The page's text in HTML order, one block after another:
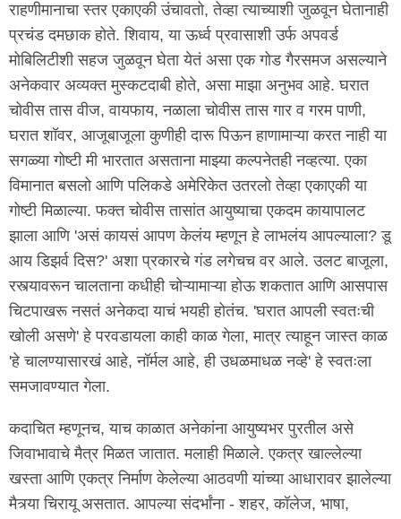
राहणीमानाचा स्तर एकाएकी उंचावतो, तेव्हा त्याच्याशी जुळवून घेतानाही
प्रचंड दमछाक होते. शिवाय, या ऊर्ध्व प्रवासाशी उर्फ अपवर्ड
मोबिलिटीशी सहज जुळवून घेता येतं असा एक गोड गैरसमज असल्याने
अनेकवार अव्यक्त मुस्कटदाबी होते, असा माझा अनुभव आहे. घरात
चोवीस तास वीज, वायफाय, नळाला चोवीस तास गार व गरम पाणी,
घरात शॉवर, आजूबाजूला कुणीही दारू पिऊन हाणामाऱ्या करत नाही या
सगळ्या गोष्टी मी भारतात असताना माझ्या कल्पनेतही नव्हत्या. एका
विमानात बसलो आणि पलिकडे अमेरिकेत उतरलो तेव्हा एकाएकी या
गोष्टी मिळाल्या. फक्त चोवीस तासांत आयुष्याचा एकदम कायापालट
झाला आणि 'असं कायसं आपण केलंय म्हणून हे लाभलंय आपल्याला? डू
आय डिझर्व दिस?' अशा प्रकारचे गंड लगेचच वर आले. उलट बाजूला,
रस्त्यावरून चालताना कधीही चोऱ्यामाऱ्या होऊ शकतात आणि आसपास
चिटपाखरू नसतं अनेकदा याचं भयही होतंच. 'घरात आपली स्वतःची
खोली असणे' हे परवडायला काही काळ गेला, मात्र त्याहून जास्त काळ
'हे चालण्यासारखं आहे, नॉर्मल आहे, ही उधळमाधळ नव्हे' हे स्वतःला
समजावण्यात गेला.
कदाचित म्हणूनच, याच काळात अनेकांना आयुष्यभर पुरतील असे
जिवाभावाचे मैत्र मिळत जातात. मलाही मिळाले. एकत्र खाल्लेल्या
खस्ता आणि एकत्र निर्माण केलेल्या आठवणी यांच्या आधारावर झालेल्या
मैत्र्या चिरायू असतात. आपल्या संदर्भांना - शहर, कॉलेज, भाषा,